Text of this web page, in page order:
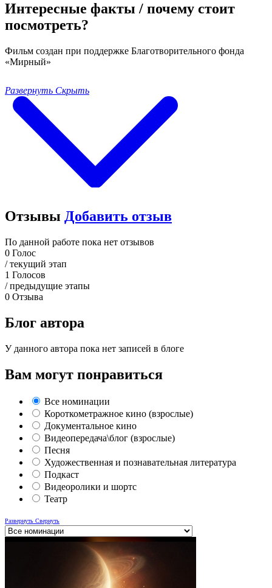
Интересные факты / почему стоит
посмотреть?
Фильм создан при поддержке Благотворительного фонда
«Мирный»
Развернуть Скрыть
Отзывы Добавить отзыв
По данной работе пока нет отзывов
0 Голос
/ текущий этап
1 Голосов
/ предыдущие этапы
0 Отзыва
Блог автора
У данного автора пока нет записей в блоге
Вам могут понравиться
Все номинации
Короткометражное кино (взрослые)
Документальное кино
Видеопередача\блог (взрослые)
Песня
Художественная и познавательная литература
Подкаст
Видеоролики и шортс
Театр
Развернуть Свернуть